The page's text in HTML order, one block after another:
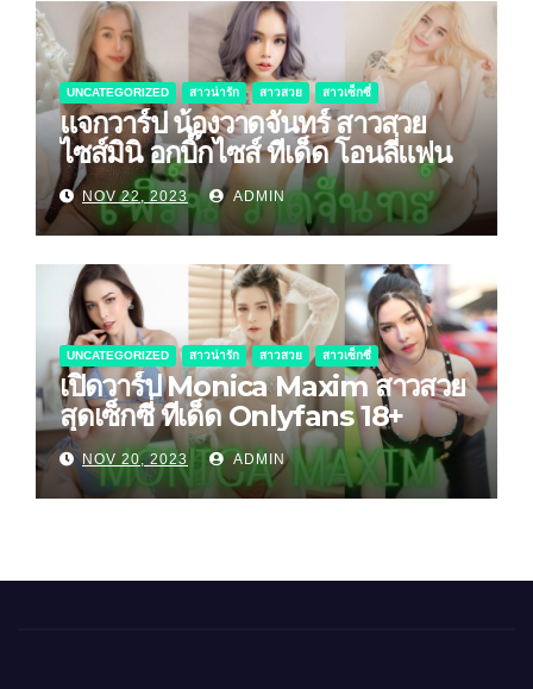
UNCATEGORIZED สาวน่ารัก สาวสวย สาวเซ็กซี่
แจกวาร์ป น้องวาดจันทร์ สาวสวย
ไซส์มินิ อกบิ๊กไซส์ ทีเด็ด โอนลี่แฟน
NOV 22, 2023 ADMIN
UNCATEGORIZED สาวน่ารัก สาวสวย สาวเซ็กซี่
เปิดวาร์ป Monica Maxim สาวสวย
สุดเซ็กซี่ ทีเด็ด Onlyfans 18+
NOV 20, 2023 ADMIN